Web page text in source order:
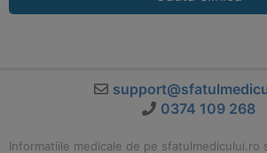
0374 109 268
Informatiile medicale de pe sfatulmedicului.ro